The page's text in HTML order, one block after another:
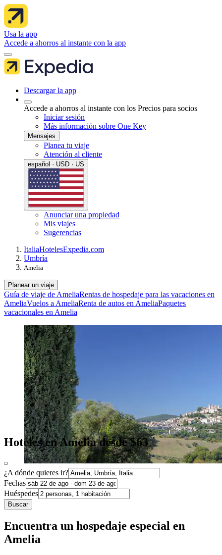
Usa la app
Accede a ahorros al instante con la app
Descargar la app
Accede a ahorros al instante con los Precios para socios
Iniciar sesión
Más información sobre One Key
Mensajes
Planea tu viaje
Atención al cliente
español · USD · US
Anunciar una propiedad
Mis viajes
Sugerencias
ItaliaHotelesExpedia.com
Umbría
Amelia
Planear un viaje
Guía de viaje de AmeliaRentas de hospedaje para las vacaciones en
AmeliaVuelos a AmeliaRenta de autos en AmeliaPaquetes
vacacionales en Amelia
Hoteles en Amelia desde $63
¿A dónde quieres ir?
Fechas
Huéspedes
Buscar
Encuentra un hospedaje especial en
Amelia